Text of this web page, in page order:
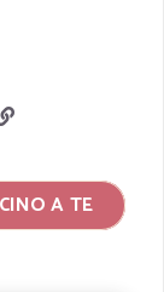
A TE